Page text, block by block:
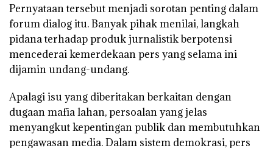
Pernyataan tersebut menjadi sorotan penting dalam
forum dialog itu. Banyak pihak menilai, langkah
pidana terhadap produk jurnalistik berpotensi
mencederai kemerdekaan pers yang selama ini
dijamin undang-undang.
Apalagi isu yang diberitakan berkaitan dengan
dugaan mafia lahan, persoalan yang jelas
menyangkut kepentingan publik dan membutuhkan
pengawasan media. Dalam sistem demokrasi, pers